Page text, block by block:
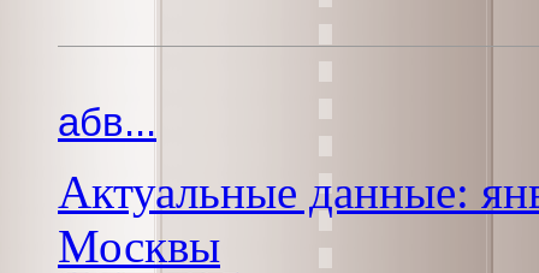
абв...
Актуальные данные:
Москвы